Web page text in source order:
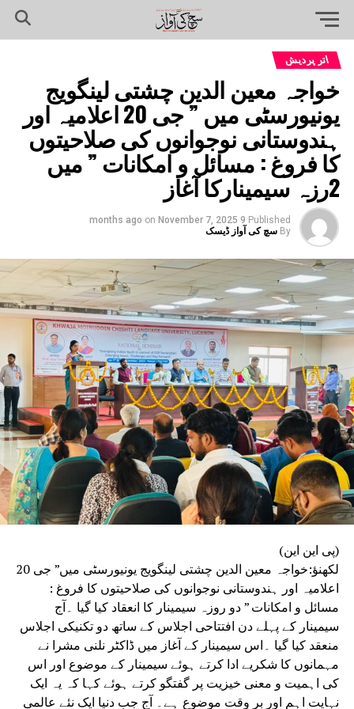
اتر پردیش
خواجہ معین الدین چشتی لینگویج
یونیورسٹی میں ” جی 20 اعلامیہ اور
ہندوستانی نوجوانوں کی صلاحیتوں
کا فروغ : مسائل و امکانات ” میں
2رزہ سیمینارکا آغاز
Published
9 months ago
on November 7, 2025
By سچ کی آواز ڈیسک
(پی این این)
لکھنؤ:خواجہ معین الدین چشتی لینگویج یونیورسٹی میں” جی 20
اعلامیہ اور ہندوستانی نوجوانوں کی صلاحیتوں کا فروغ :
مسائل و امکانات ” دو روزہ سیمینار کا انعقاد کیا گیا ۔آج
سیمینار کے پہلے دن افتتاحی اجلاس کے ساتھ دو تکنیکی اجلاس
منعقد کیا گیا ۔اس سیمینار کے آغاز میں ڈاکٹر نلنی مشرا نے
مہمانوں کا شکریے ادا کرتے ہوئے سیمینار کے موضوع اور اس
کی اہمیت و معنی خیزیت پر گفتگو کرتے ہوئے کہا کہ یہ ایک
نہایت اہم اور بر وقت موضوع ہے۔ آج جب دنیا ایک نئے عالمی